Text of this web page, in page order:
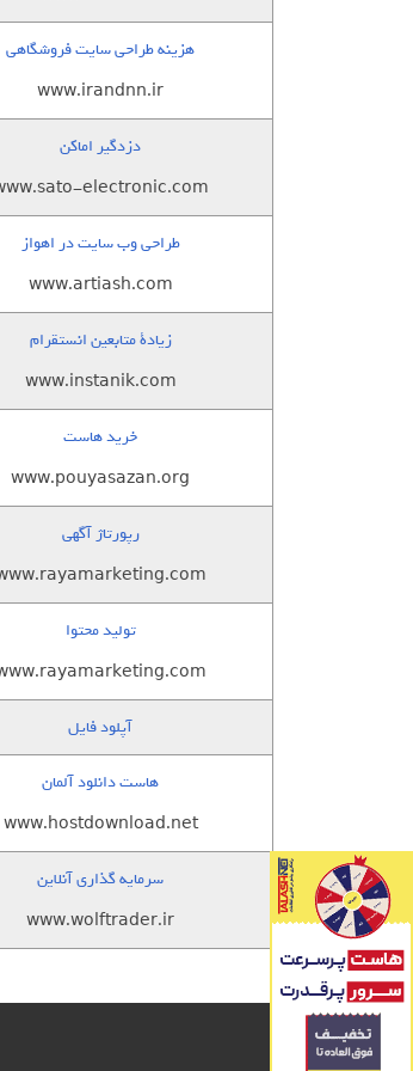
هزینه طراحی سایت فروشگاهی
www.irandnn.ir
دزدگیر اماکن
electronic.com
طراحی وب سایت در اهواز
www.artiash.com
زيادة متابعين انستقرام
www.instanik.com
خرید هاست
www.pouyasazan.org
رپورتاژ آگهی
تولید محتوا
آپلود فایل
هاست دانلود آلمان
www.hostdownload.net
سرمایه گذاری آنلاین
www.wolftrader.ir